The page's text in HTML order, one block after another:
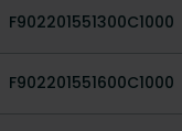
F902201551300C1000
F902201551600C1000